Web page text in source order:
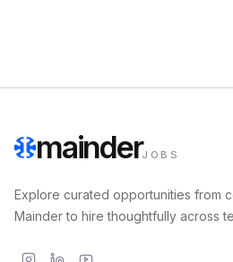
mainderJOBS
Explore curated opportunities from
Mainder to hire thoughtfully across